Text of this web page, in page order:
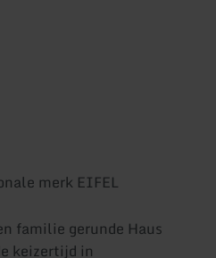
merk EIFEL
familie gerunde Haus
keizertijd in